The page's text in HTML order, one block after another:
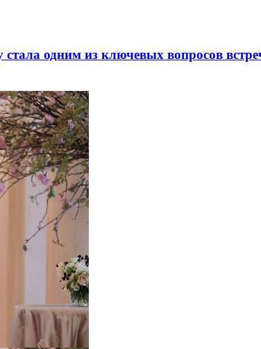
одним из ключевых вопросов